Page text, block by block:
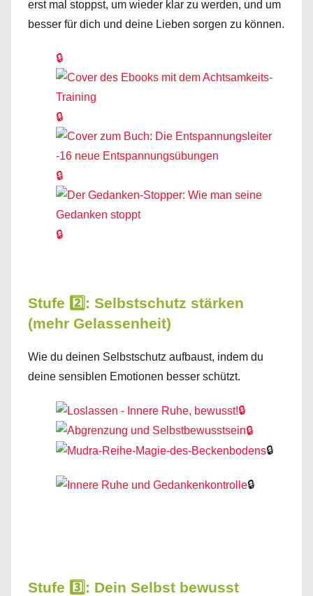
erst mal stoppst, um wieder klar zu werden, und um
besser für dich und deine Lieben sorgen zu können.
🔒
🔒
🔒
🔒
Stufe 2️⃣: Selbstschutz stärken
(mehr Gelassenheit)
Wie du deinen Selbstschutz aufbaust, indem du
deine sensiblen Emotionen besser schützt.
🔒
🔒
🔒
🔒
Stufe 3️⃣: Dein Selbst bewusst